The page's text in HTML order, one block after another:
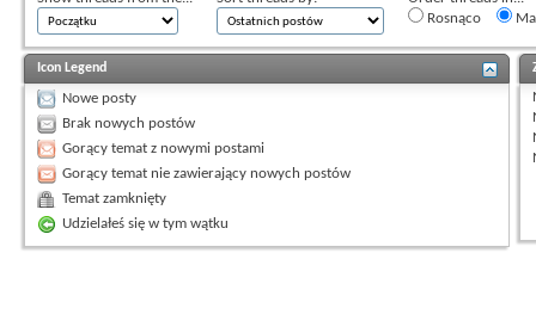
Rosnąco
Icon Legend
Nowe posty
Brak nowych postów
Gorący temat z nowymi postami
Gorący temat nie zawierający nowych postów
Temat zamknięty
Udzielałeś się w tym wątku